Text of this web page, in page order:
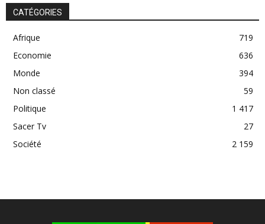
CATÉGORIES
Afrique
719
Economie
636
Monde
394
Non classé
59
Politique
1 417
Sacer Tv
27
Société
2 159